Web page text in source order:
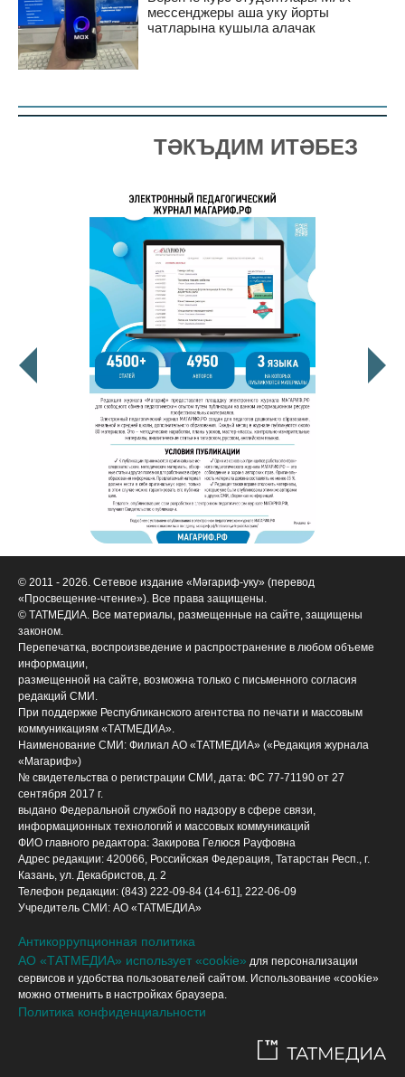
мессенджеры аша уку йорты
чатларына кушыла алачак
ТӘКЪДИМ ИТӘБЕЗ
© 2011 - 2026. Сетевое издание «Мәгариф-уку» (перевод
«Просвещение-чтение»). Все права защищены.
© ТАТМЕДИА. Все материалы, размещенные на сайте, защищены
законом.
Перепечатка, воспроизведение и распространение в любом объеме
информации,
размещенной на сайте, возможна только с письменного согласия
редакций СМИ.
При поддержке Республиканского агентства по печати и массовым
коммуникациям «ТАТМЕДИА».
Наименование СМИ: Филиал АО «ТАТМЕДИА» («Редакция журнала
«Магариф»)
№ свидетельства о регистрации СМИ, дата: ФС 77-71190 от 27
сентября 2017 г.
выдано Федеральной службой по надзору в сфере связи,
информационных технологий и массовых коммуникаций
ФИО главного редактора: Закирова Гелюся Рауфовна
Адрес редакции: 420066, Российская Федерация, Татарстан Респ., г.
Казань, ул. Декабристов, д. 2
Телефон редакции: (843) 222-09-84 (14-61], 222-06-09
Учредитель СМИ: АО «ТАТМЕДИА»
Антикоррупционная политика
АО «ТАТМЕДИА» использует «cookie» для персонализации
сервисов и удобства пользователей сайтом. Использование «cookie»
можно отменить в настройках браузера.
Политика конфиденциальности